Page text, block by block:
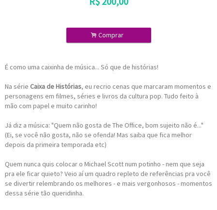
. Comprar
É como uma caixinha de música... Só que de histórias!
Na série Caixa de Histórias, eu recrio cenas que marcaram momentos e
personagens em filmes, séries e livros da cultura pop. Tudo feito à
mão com papel e muito carinho!
Já diz a música: "Quem não gosta de The Office, bom sujeito não é..."
(Ei, se você não gosta, não se ofenda! Mas saiba que fica melhor
depois da primeira temporada etc)
Quem nunca quis colocar o Michael Scott num potinho - nem que seja
pra ele ficar quieto? Veio aí um quadro repleto de referências pra você
se divertir relembrando os melhores - e mais vergonhosos - momentos
dessa série tão queridinha.